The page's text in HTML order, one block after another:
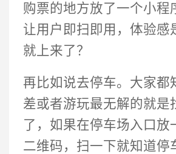
购票的地方放了一个小程
让用户即扫即用，体验感
就上来了？
再比如说去停车。大家都
差或者游玩最无解的就是
了，如果在停车场入口放
二维码，扫一下就知道停